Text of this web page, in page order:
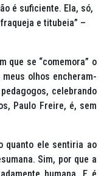
é suficiente. Ela, só,
e titubeia” –
que se “comemora” o
olhos encheram-
celebrando
Paulo Freire, é, sem
quanto ele sentiria ao
Sim, por que a